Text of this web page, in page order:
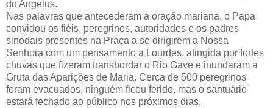
do Angelus.
Nas palavras que antecederam a oração mariana, o Papa
convidou os fiéis, peregrinos, autoridades e os padres
sinodais presentes na Praça a se dirigirem a Nossa
Senhora com um pensamento a Lourdes, atingida por fortes
chuvas que fizeram transbordar o Rio Gave e inundaram a
Gruta das Aparições de Maria. Cerca de 500 peregrinos
foram evacuados, ninguém ficou ferido, mas o santuário
estará fechado ao público nos próximos dias.